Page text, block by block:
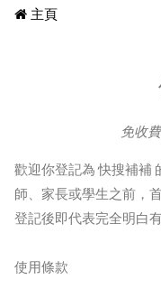
主頁
免收
歡迎你登記為 快搜補補
師、家長或學生之前，
登記後即代表完全明白
使用條款